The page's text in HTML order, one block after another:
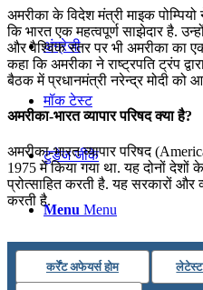
अंग्रेजी
मॉक टेस्ट
टुडेज जीके
Menu Menu
अमरीका के विदेश मंत्री माइक
कि भारत एक महत्‍वपूर्ण साझेदार है.
और वैश्विक स्‍तर पर भी अमरीका का
कहा कि अमरीका ने राष्‍ट्रपति ट्रंप
बैठक में प्रधानमंत्री नरेन्‍द्र मोदी को
अमरीका-भारत व्यापार परिषद क्या है?
अमरीका-भारत व्यापार परिषद
1975 में किया गया था. यह दोनों देशों
प्रोत्साहित करती है. यह सरकारों और
करती है.
कर्रेंट अफेयर्स होम लेटेस्ट